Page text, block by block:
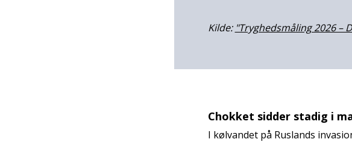
Kilde: "Tryghedsmåling 2026 –
Chokket sidder stadig i
I kølvandet på Ruslands